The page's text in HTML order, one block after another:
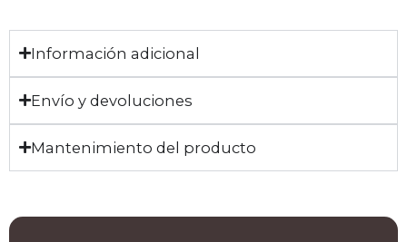
Información adicional
Envío y devoluciones
Mantenimiento del producto